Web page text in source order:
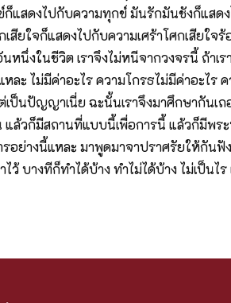
ก็แสดงไปกับความทุกข์ มันรักมันชังก็แสด
เสียใจก็แสดงไปกับความเศร้าโศกเสียใจ
หนึ่งในชีวิต เราจึงไม่หนีจากวงจรนี้ ถ้าเร
ละ ไม่มีค่าอะไร ความโกรธไม่มีค่าอะไร
เป็นปัญญาเนี่ย ฉะนั้นเราจึงมาศึกษากันเ
แล้วก็มีสถานที่แบบนี้เพื่อการนี้ แล้วก็มีพร
อย่างนี้แหละ มาพูดมาจาปราศรัยให้กันฟั
ไว้ บางทีก็ทำได้บ้าง ทำไม่ได้บ้าง ไม่เป็นไ